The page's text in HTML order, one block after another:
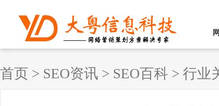
首页 > SEO资讯 > SEO百科 > 行业